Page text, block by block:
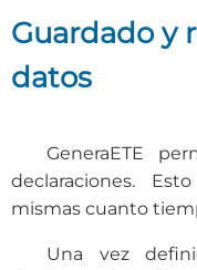
Guardado y
datos
GeneraETE
declaraciones.
mismas cuanto
Una vez